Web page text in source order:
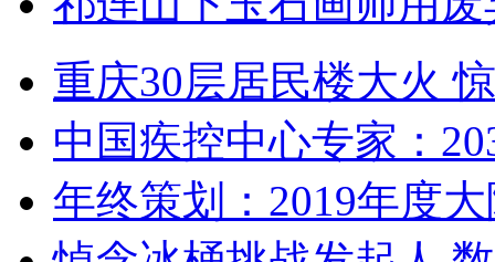
重庆30层居民楼大火
中国疾控中心专家：
年终策划：2019年度